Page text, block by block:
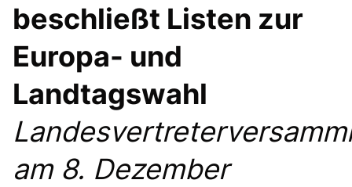
LANDESVORSTAND
LANDESGESCHÄFTSSTELLE
ORGANISATION
KREISVERBÄNDE
VEREINIGUNGEN UND SONDERORGANISATIONEN
LANDESFACHAUSSCHÜSSE
SATZUNG
PARTEIGESCHICHTE
PARTEIGERICHT
beschließt Listen zur
Europa- und
Landtagswahl
am 8. Dezember